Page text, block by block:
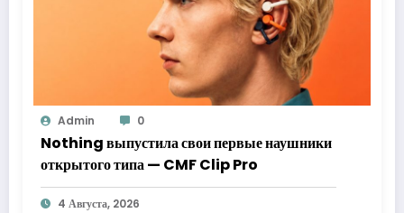
Admin 0
Nothing выпустила свои первые наушники
открытого типа — CMF Clip Pro
4 Августа, 2026